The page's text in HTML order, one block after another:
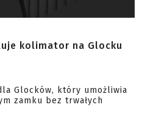
kolimator na Glocku
Glocków, który umożliwia
zamku bez trwałych